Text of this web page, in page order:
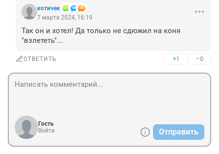
котичек
7 марта 2024, 16:19
Так он и хотел! Да только не сдюжил на коня
"взлететь"...
ОТВЕТИТЬ +1 –0
Гость
Войти
Отправить